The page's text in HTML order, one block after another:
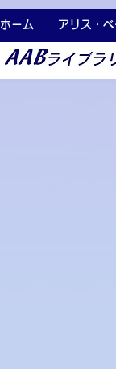
ホーム アリス・